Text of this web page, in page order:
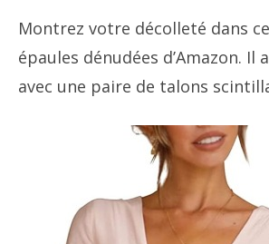
Montrez votre décolleté dans
épaules dénudées d’Amazon. Il
avec une paire de talons